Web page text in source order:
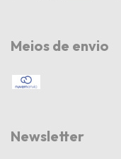
Meios de envio
Newsletter